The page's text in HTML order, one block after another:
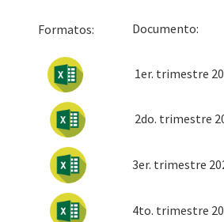
Formatos:
1er. trimestre
2do. trimestre
3er. trimestre
4to. trimestre